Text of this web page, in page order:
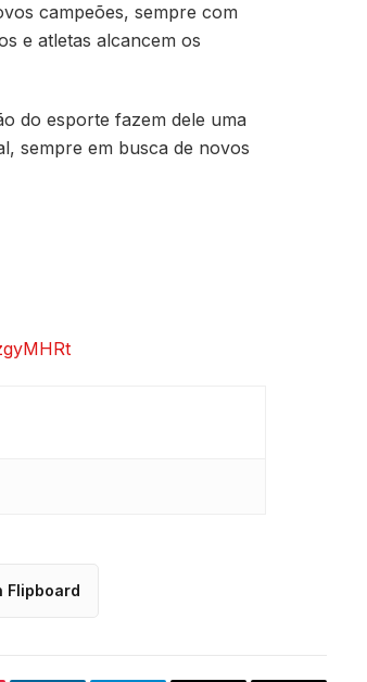
campeões, sempre com
e atletas alcancem os
do esporte fazem dele uma
sempre em busca de novos
Flipboard